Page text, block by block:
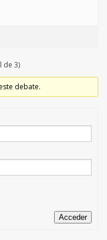
de 3)
debate.
Acceder